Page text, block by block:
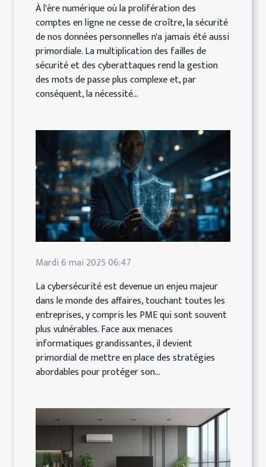
À l'ère numérique où la prolifération des
comptes en ligne ne cesse de croître, la sécurité
de nos données personnelles n'a jamais été aussi
primordiale. La multiplication des failles de
sécurité et des cyberattaques rend la gestion
des mots de passe plus complexe et, par
conséquent, la nécessité...
Mardi 6 mai 2025 06:47
La cybersécurité est devenue un enjeu majeur
dans le monde des affaires, touchant toutes les
entreprises, y compris les PME qui sont souvent
plus vulnérables. Face aux menaces
informatiques grandissantes, il devient
primordial de mettre en place des stratégies
abordables pour protéger son...